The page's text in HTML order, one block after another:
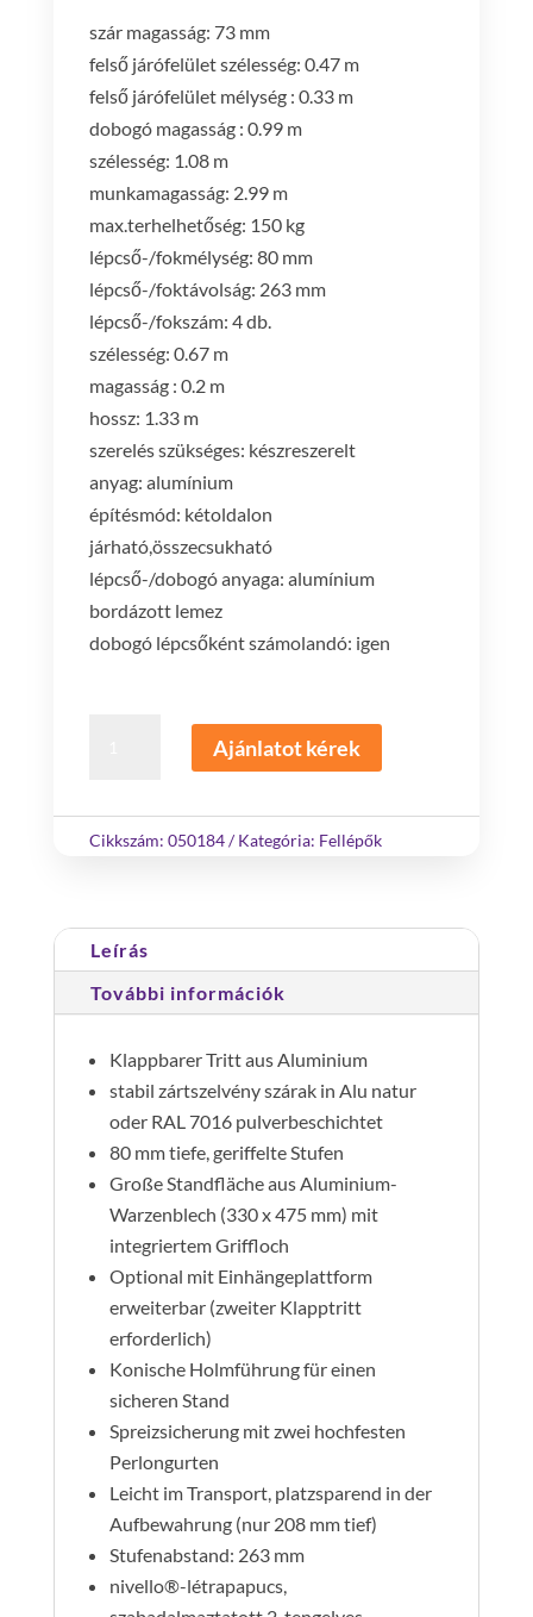
szár magasság: 73 mm
felső járófelület szélesség: 0.47 m
felső járófelület mélység : 0.33 m
dobogó magasság : 0.99 m
szélesség: 1.08 m
munkamagasság: 2.99 m
max.terhelhetőség: 150 kg
lépcső-/fokmélység: 80 mm
lépcső-/foktávolság: 263 mm
lépcső-/fokszám: 4 db.
szélesség: 0.67 m
magasság : 0.2 m
hossz: 1.33 m
szerelés szükséges: készreszerelt
anyag: alumínium
építésmód: kétoldalon
járható,összecsukható
lépcső-/dobogó anyaga: alumínium
bordázott lemez
dobogó lépcsőként számolandó: igen
lépcső
mennyiség
Ajánlatot kérek
Cikkszám: 050184 Kategória: Fellépők
Leírás
További információk
Klappbarer Tritt aus Aluminium
stabil zártszelvény szárak in Alu natur
oder RAL 7016 pulverbeschichtet
80 mm tiefe, geriffelte Stufen
Große Standfläche aus Aluminium-
Warzenblech (330 x 475 mm) mit
integriertem Griffloch
Optional mit Einhängeplattform
erweiterbar (zweiter Klapptritt
erforderlich)
Konische Holmführung für einen
sicheren Stand
Spreizsicherung mit zwei hochfesten
Perlongurten
Leicht im Transport, platzsparend in der
Aufbewahrung (nur 208 mm tief)
Stufenabstand: 263 mm
nivello®-létrapapucs,